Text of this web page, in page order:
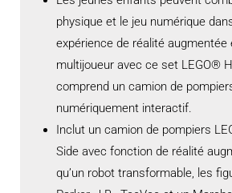
physique et le jeu numérique
expérience de réalité augmentée
multijoueur avec ce set LEGO®
comprend un camion de
numériquement interactif.
Inclut un camion de pompiers
Side avec fonction de réalité
qu’un robot transformable, les